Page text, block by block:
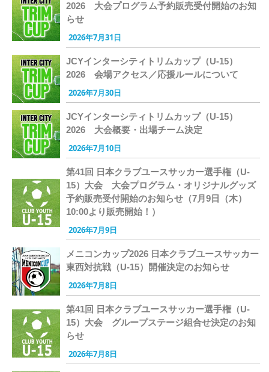
2026 大会プログラム予約販売受付開始のお知
らせ
2026年7月31日
JCYインターシティトリムカップ（U-15）
2026 会場アクセス／応援ルールについて
2026年7月30日
JCYインターシティトリムカップ（U-15）
2026 大会概要・出場チーム決定
2026年7月10日
第41回 日本クラブユースサッカー選手権（U-
15）大会 大会プログラム・オリジナルグッズ
予約販売受付開始のお知らせ（7月9日（木）
10:00より販売開始！）
2026年7月9日
メニコンカップ2026 日本クラブユースサッカー
東西対抗戦（U-15）開催決定のお知らせ
2026年7月8日
第41回 日本クラブユースサッカー選手権（U-
15）大会 グループステージ組合せ決定のお知
らせ
2026年7月8日